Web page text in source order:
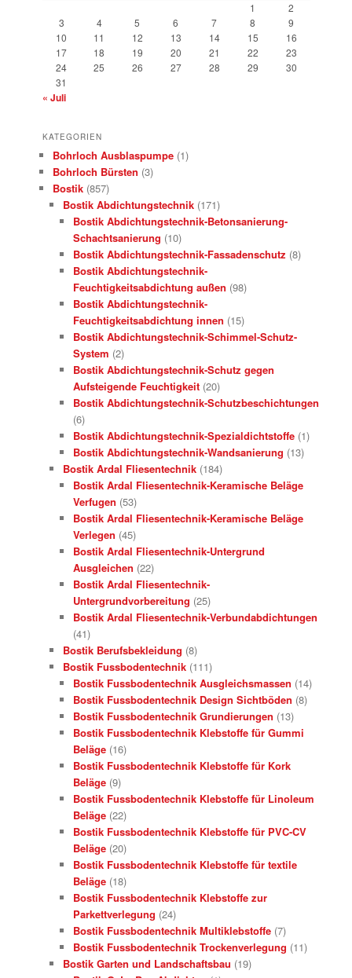
1
2
3
4 5 6 7 8
9
10
11 12 13 14 15
16
17
18 19 20 21 22
23
24
25 26 27 28 29
30
31
« Juli
KATEGORIEN
Bohrloch Ausblaspumpe (1)
Bohrloch Bürsten (3)
Bostik (857)
Bostik Abdichtungstechnik (171)
Bostik Abdichtungstechnik-Betonsanierung-
Schachtsanierung (10)
Bostik Abdichtungstechnik-Fassadenschutz (8)
Bostik Abdichtungstechnik-
Feuchtigkeitsabdichtung außen (98)
Bostik Abdichtungstechnik-
Feuchtigkeitsabdichtung innen (15)
Bostik Abdichtungstechnik-Schimmel-Schutz-
System (2)
Bostik Abdichtungstechnik-Schutz gegen
Aufsteigende Feuchtigkeit (20)
Bostik Abdichtungstechnik-Schutzbeschichtungen
(6)
Bostik Abdichtungstechnik-Spezialdichtstoffe (1)
Bostik Abdichtungstechnik-Wandsanierung (13)
Bostik Ardal Fliesentechnik (184)
Bostik Ardal Fliesentechnik-Keramische Beläge
Verfugen (53)
Bostik Ardal Fliesentechnik-Keramische Beläge
Verlegen (45)
Bostik Ardal Fliesentechnik-Untergrund
Ausgleichen (22)
Bostik Ardal Fliesentechnik-
Untergrundvorbereitung (25)
Bostik Ardal Fliesentechnik-Verbundabdichtungen
(41)
Bostik Berufsbekleidung (8)
Bostik Fussbodentechnik (111)
Bostik Fussbodentechnik Ausgleichsmassen (14)
Bostik Fussbodentechnik Design Sichtböden (8)
Bostik Fussbodentechnik Grundierungen (13)
Bostik Fussbodentechnik Klebstoffe für Gummi
Beläge (16)
Bostik Fussbodentechnik Klebstoffe für Kork
Beläge (9)
Bostik Fussbodentechnik Klebstoffe für Linoleum
Beläge (22)
Bostik Fussbodentechnik Klebstoffe für PVC-CV
Beläge (20)
Bostik Fussbodentechnik Klebstoffe für textile
Beläge (18)
Bostik Fussbodentechnik Klebstoffe zur
Parkettverlegung (24)
Bostik Fussbodentechnik Multiklebstoffe (7)
Bostik Fussbodentechnik Trockenverlegung (11)
Bostik Garten und Landschaftsbau (19)